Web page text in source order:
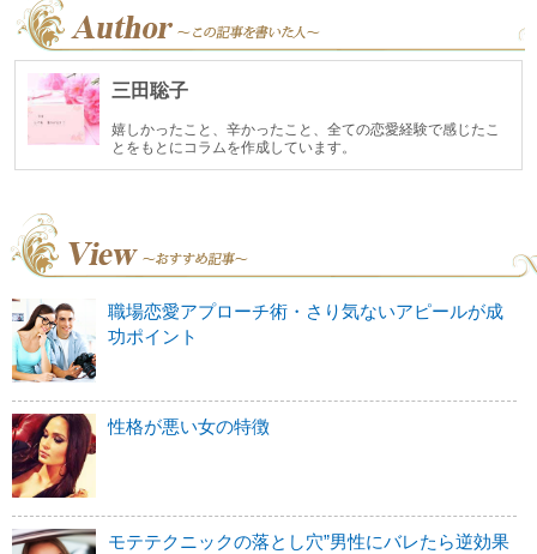
三田聡子
嬉しかったこと、辛かったこと、全ての恋愛経験で感じたこ
とをもとにコラムを作成しています。
職場恋愛アプローチ術・さり気ないアピールが成
功ポイント
性格が悪い女の特徴
モテテクニックの落とし穴”男性にバレたら逆効果